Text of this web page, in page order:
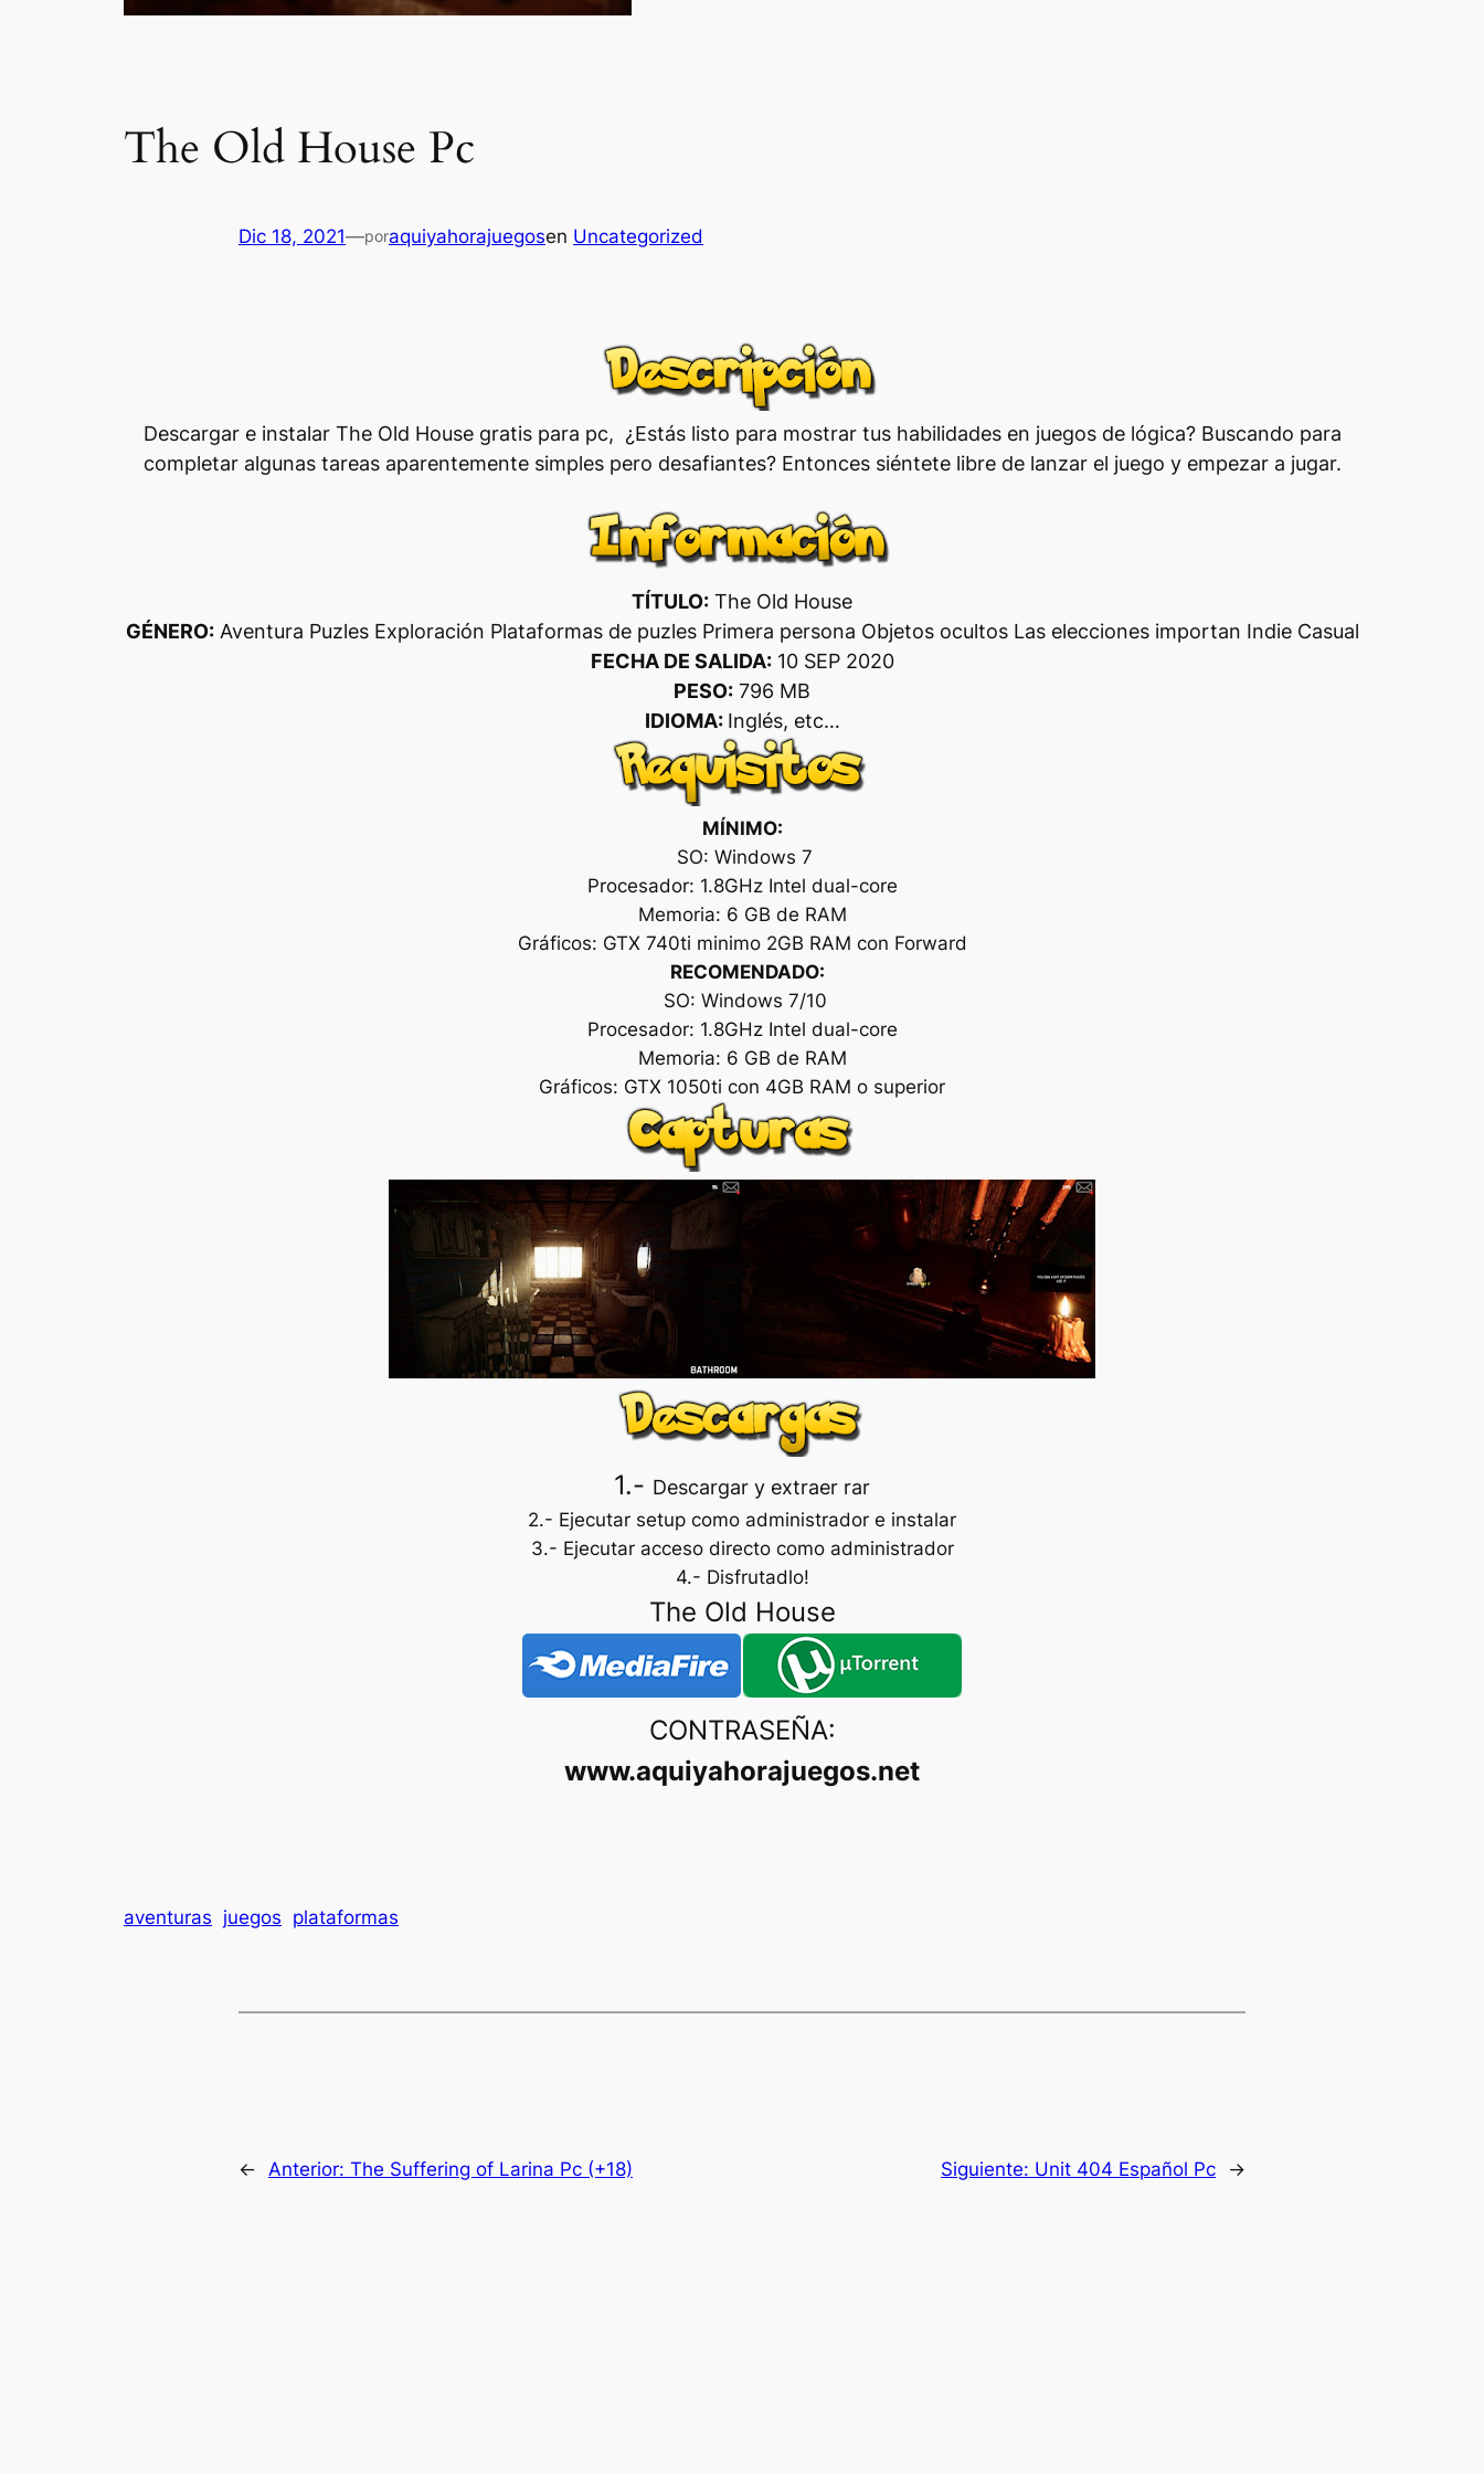
The Old House Pc
Dic 18, 2021—poraquiyahorajuegosen Uncategorized
Descargar e instalar The Old House gratis para pc, ¿Estás listo para mostrar tus habilidades en juegos de lógica? Buscando para
completar algunas tareas aparentemente simples pero desafiantes? Entonces siéntete libre de lanzar el juego y empezar a jugar.
TÍTULO: The Old House
GÉNERO:Aventura Puzles Exploración Plataformas de puzles Primera persona Objetos ocultos Las elecciones importan Indie Casual
FECHA DE SALIDA:10 SEP 2020
PESO: 796 MB
IDIOMA: Inglés, etc…
MÍNIMO:
SO: Windows 7
Procesador: 1.8GHz Intel dual-core
Memoria: 6 GB de RAM
Gráficos: GTX 740ti minimo 2GB RAM con Forward
RECOMENDADO:
SO: Windows 7/10
Procesador: 1.8GHz Intel dual-core
Memoria: 6 GB de RAM
Gráficos: GTX 1050ti con 4GB RAM o superior
1.- Descargar y extraer rar
2.- Ejecutar setup como administrador e instalar
3.- Ejecutar acceso directo como administrador
4.- Disfrutadlo!
The Old House
CONTRASEÑA:
www.aquiyahorajuegos.net
aventuras juegos plataformas
← Anterior: The Suffering of Larina Pc (+18) Siguiente: Unit 404 Español Pc →